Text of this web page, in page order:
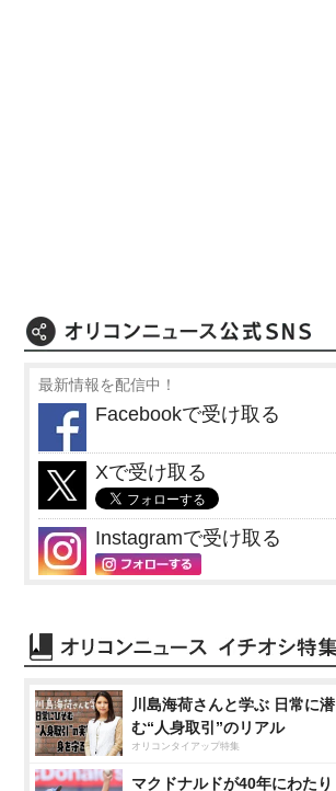
最新情報を配信中！
Facebookで受け取る
Xで受け取る
Instagramで受け取る
川島海荷さんと学ぶ 日常に潜
む“人身取引”のリアル
オリコンタイアップ特集
マクドナルドが40年にわたり